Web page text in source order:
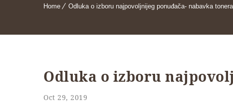
Home Odluka o izboru najpovoljnijeg ponuđača- nabavka tonera
Odluka o izboru
Oct 29, 2019